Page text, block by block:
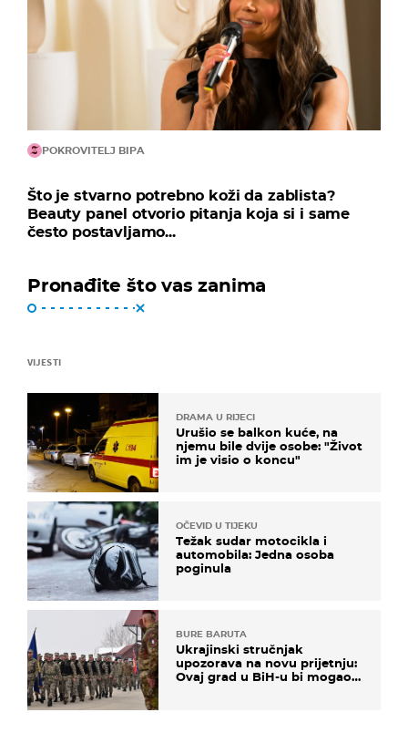
POKROVITELJ BIPA
Što je stvarno potrebno koži da zablista?
Beauty panel otvorio pitanja koja si i same
često postavljamo...
Pronađite što vas zanima
VIJESTI
DRAMA U RIJECI
Urušio se balkon kuće, na
njemu bile dvije osobe: "Život
im je visio o koncu"
OČEVID U TIJEKU
Težak sudar motocikla i
automobila: Jedna osoba
poginula
BURE BARUTA
Ukrajinski stručnjak
upozorava na novu prijetnju:
Ovaj grad u BiH-u bi mogao